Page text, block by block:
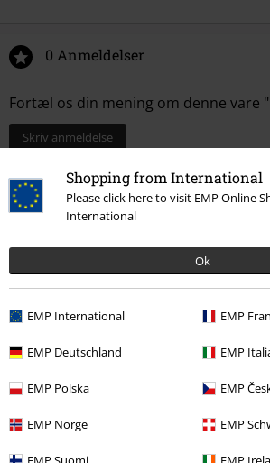
Shopping from International
Please click here to visit EMP Online
International
Ok
EMP International EMP
EMP Deutschland EMP
EMP Polska EMP
EMP Norge EMP
0 Anmeldelser
Fortæl os din mening om denne vare
Skriv anmeldelse
Senest besøgt